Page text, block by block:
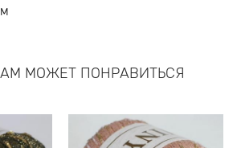
МОЖЕТ ПОНРАВИТЬСЯ